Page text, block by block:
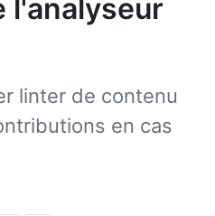
l'analyseur
linter de contenu
en cas